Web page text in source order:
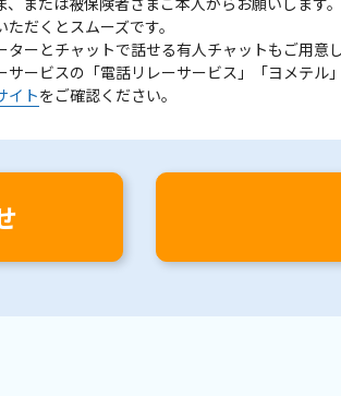
だくとスムーズです。
ーとチャットで話せる有人チャットもご用意
ービスの「電話リレーサービス」「ヨメテル
イトをご確認ください。